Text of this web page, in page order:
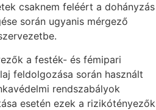
csaknem feléért a dohányzás
során ugyanis mérgező
a festék- és fémipari
feldolgozása során használt
rendszabályok
esetén ezek a rizikótényezők